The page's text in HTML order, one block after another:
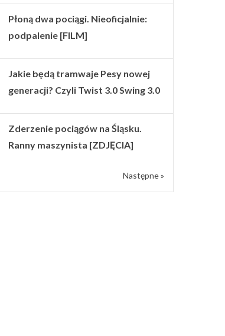
Płoną dwa pociągi. Nieoficjalnie:
podpalenie [FILM]
Jakie będą tramwaje Pesy nowej
generacji? Czyli Twist 3.0 Swing 3.0
Zderzenie pociągów na Śląsku.
Ranny maszynista [ZDJĘCIA]
Następne »